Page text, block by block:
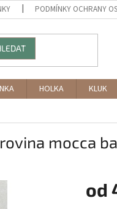
PODMÍNKY OCHRANY
HOLKA KLUK
mocca
od